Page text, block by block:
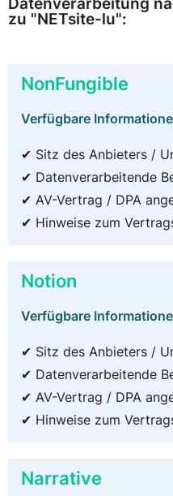
zu "NETsite-lu":
NonFungible
Verfügbare
✔ Sitz des Anbieters /
✔ Datenverarbeitende
✔ AV-Vertrag / DPA
✔ Hinweise zum
Notion
Verfügbare
✔ Sitz des Anbieters /
✔ Datenverarbeitende
✔ AV-Vertrag / DPA
✔ Hinweise zum
Narrative